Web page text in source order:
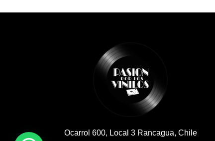
Ocarrol 600, Local 3 Rancagua, Chile